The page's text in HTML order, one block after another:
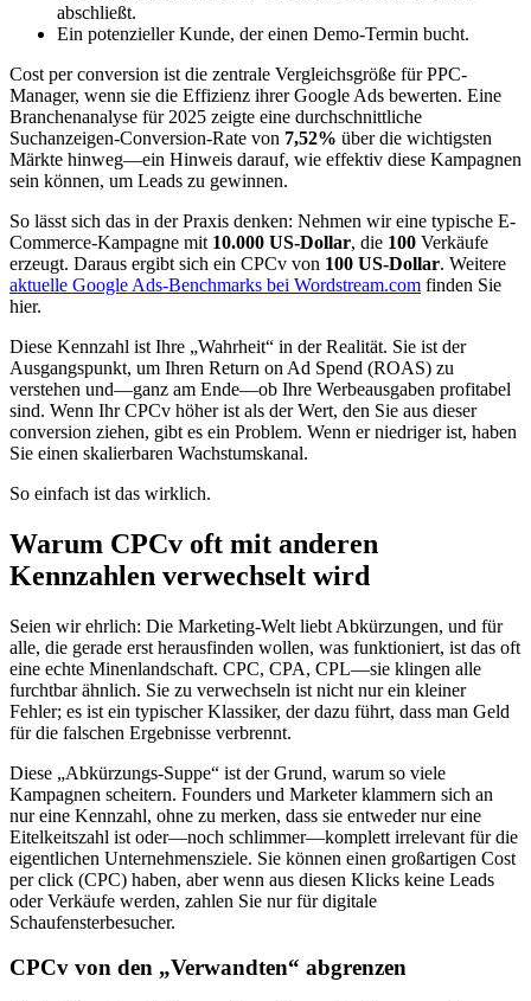
abschließt.
Ein potenzieller Kunde, der einen Demo-Termin bucht.
Cost per conversion ist die zentrale Vergleichsgröße für PPC-
Manager, wenn sie die Effizienz ihrer Google Ads bewerten. Eine
Branchenanalyse für 2025 zeigte eine durchschnittliche
Suchanzeigen-Conversion-Rate von 7,52% über die wichtigsten
Märkte hinweg—ein Hinweis darauf, wie effektiv diese Kampagnen
sein können, um Leads zu gewinnen.
So lässt sich das in der Praxis denken: Nehmen wir eine typische E-
Commerce-Kampagne mit 10.000 US-Dollar, die 100 Verkäufe
erzeugt. Daraus ergibt sich ein CPCv von 100 US-Dollar. Weitere
aktuelle Google Ads-Benchmarks bei Wordstream.com finden Sie
hier.
Diese Kennzahl ist Ihre „Wahrheit“ in der Realität. Sie ist der
Ausgangspunkt, um Ihren Return on Ad Spend (ROAS) zu
verstehen und—ganz am Ende—ob Ihre Werbeausgaben profitabel
sind. Wenn Ihr CPCv höher ist als der Wert, den Sie aus dieser
conversion ziehen, gibt es ein Problem. Wenn er niedriger ist, haben
Sie einen skalierbaren Wachstumskanal.
So einfach ist das wirklich.
Warum CPCv oft mit anderen
Kennzahlen verwechselt wird
Seien wir ehrlich: Die Marketing-Welt liebt Abkürzungen, und für
alle, die gerade erst herausfinden wollen, was funktioniert, ist das oft
eine echte Minenlandschaft. CPC, CPA, CPL—sie klingen alle
furchtbar ähnlich. Sie zu verwechseln ist nicht nur ein kleiner
Fehler; es ist ein typischer Klassiker, der dazu führt, dass man Geld
für die falschen Ergebnisse verbrennt.
Diese „Abkürzungs-Suppe“ ist der Grund, warum so viele
Kampagnen scheitern. Founders und Marketer klammern sich an
nur eine Kennzahl, ohne zu merken, dass sie entweder nur eine
Eitelkeitszahl ist oder—noch schlimmer—komplett irrelevant für die
eigentlichen Unternehmensziele. Sie können einen großartigen Cost
per click (CPC) haben, aber wenn aus diesen Klicks keine Leads
oder Verkäufe werden, zahlen Sie nur für digitale
Schaufensterbesucher.
CPCv von den „Verwandten“ abgrenzen